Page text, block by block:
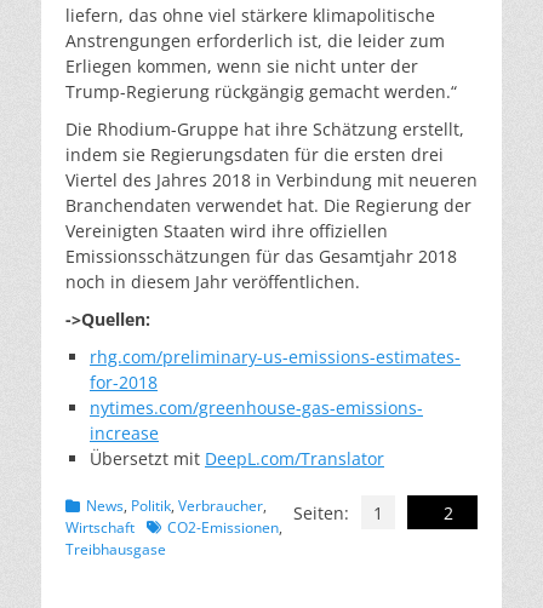
liefern, das ohne viel stärkere klimapolitische
Anstrengungen erforderlich ist, die leider zum
Erliegen kommen, wenn sie nicht unter der
Trump-Regierung rückgängig gemacht werden.“
Die Rhodium-Gruppe hat ihre Schätzung erstellt,
indem sie Regierungsdaten für die ersten drei
Viertel des Jahres 2018 in Verbindung mit neueren
Branchendaten verwendet hat. Die Regierung der
Vereinigten Staaten wird ihre offiziellen
Emissionsschätzungen für das Gesamtjahr 2018
noch in diesem Jahr veröffentlichen.
->Quellen:
rhg.com/preliminary-us-emissions-estimates-
for-2018
nytimes.com/greenhouse-gas-emissions-
increase
Übersetzt mit DeepL.com/Translator
Seiten: 1 2
Kategorien
News, Politik, Verbraucher,
Wirtschaft Schlagworte
CO2-Emissionen,
Treibhausgase